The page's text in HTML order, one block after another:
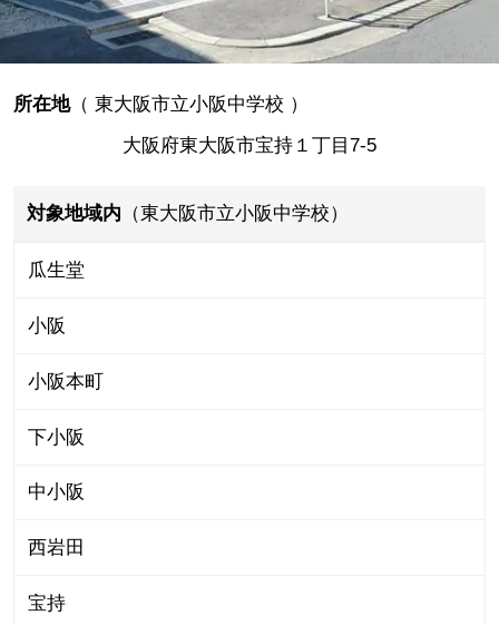
所在地（ 東大阪市立小阪中学校 ）
大阪府東大阪市宝持１丁目7-5
対象地域内 （東大阪市立小阪中学校）
瓜生堂
小阪
小阪本町
下小阪
中小阪
西岩田
宝持